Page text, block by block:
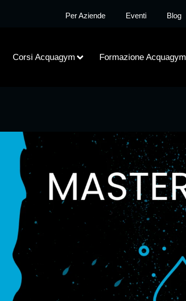
Per Aziende Eventi Blog
Corsi Acquagym Formazione Acquagym